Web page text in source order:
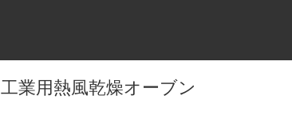
工業用熱風乾燥オーブン